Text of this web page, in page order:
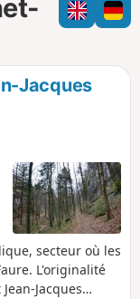
Jacques
secteur où les
L'originalité
Jacques